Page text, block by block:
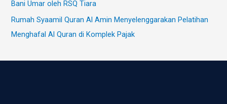
Bani Umar oleh RSQ Tiara
Rumah Syaamil Quran Al Amin Menyelenggarakan Pelatihan
Menghafal Al Quran di Komplek Pajak